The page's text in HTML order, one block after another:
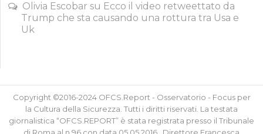
Olivia Escobar su Ecco il video retweettato da
Trump che sta causando una rottura tra Usa e
Uk
Copyright ©2016-2024 OFCS.Report - Osservatorio - Focus per
la Cultura della Sicurezza. Tutti i diritti riservati. La testata
giornalistica “OFCS.REPORT” è stata registrata presso il Tribunale